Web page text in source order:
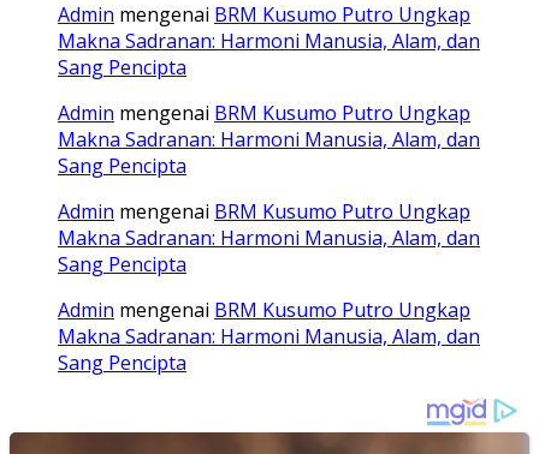
Admin mengenai BRM Kusumo Putro Ungkap
Makna Sadranan: Harmoni Manusia, Alam, dan
Sang Pencipta
Admin mengenai BRM Kusumo Putro Ungkap
Makna Sadranan: Harmoni Manusia, Alam, dan
Sang Pencipta
Admin mengenai BRM Kusumo Putro Ungkap
Makna Sadranan: Harmoni Manusia, Alam, dan
Sang Pencipta
Admin mengenai BRM Kusumo Putro Ungkap
Makna Sadranan: Harmoni Manusia, Alam, dan
Sang Pencipta